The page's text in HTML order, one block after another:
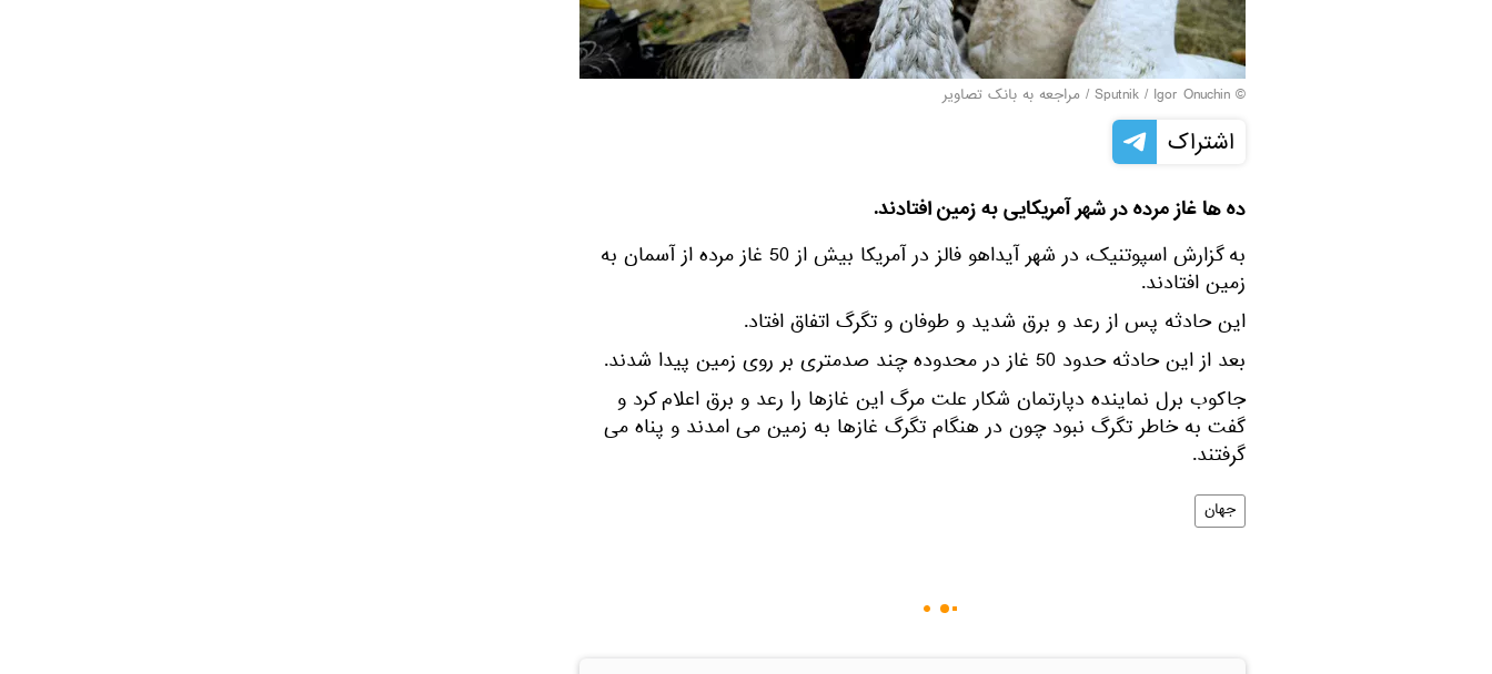
© Sputnik / Igor Onuchin
/ مراجعه به بانک تصاویر
اشتراک
ده ها غاز مرده در شهر آمریکایی به زمین افتادند.
به گزارش اسپوتنیک، در شهر آیداهو فالز در آمریکا بیش از 50 غاز مرده از آسمان به
زمین افتادند.
این حادثه پس از رعد و برق شدید و طوفان و تگرگ اتفاق افتاد.
بعد از این حادثه حدود 50 غاز در محدوده چند صدمتری بر روی زمین پیدا شدند.
جاکوب برل نماینده دپارتمان شکار علت مرگ این غازها را رعد و برق اعلام کرد و
گفت به خاطر تگرگ نبود چون در هنگام تگرگ غازها به زمین می امدند و پناه می
گرفتند.
جهان